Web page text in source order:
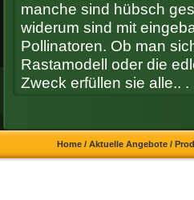
manche sind hübsch
widerum sind mit
Pollinatoren. Ob man
Rastamodell oder die
Zweck erfüllen sie alle.. .
Home /Aktuelle Angebote /